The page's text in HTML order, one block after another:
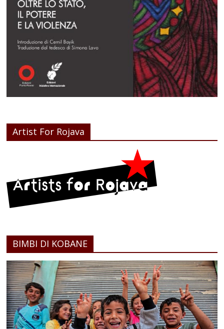
Artist For Rojava
BIMBI DI KOBANE